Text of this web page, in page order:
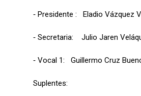
‐ Presidente : Eladio
‐ Secretaria: Julio Jaren
‐ Vocal 1: Guillermo Cruz
Suplentes: